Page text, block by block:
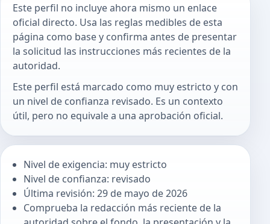
Este perfil no incluye ahora mismo un enlace
oficial directo. Usa las reglas medibles de esta
página como base y confirma antes de presentar
la solicitud las instrucciones más recientes de la
autoridad.
Este perfil está marcado como muy estricto y con
un nivel de confianza revisado. Es un contexto
útil, pero no equivale a una aprobación oficial.
Nivel de exigencia: muy estricto
Nivel de confianza: revisado
Última revisión: 29 de mayo de 2026
Comprueba la redacción más reciente de la